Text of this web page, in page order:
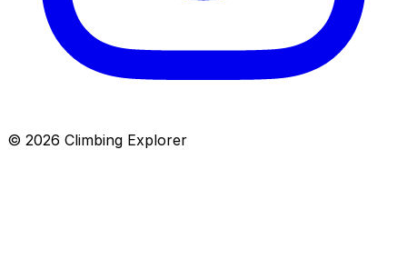
© 2026 Climbing Explorer